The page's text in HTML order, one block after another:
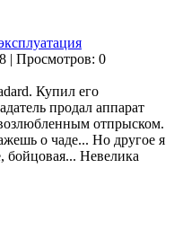
| Просмотров: 0
Купил его
продал аппарат
отпрыском.
о чаде... Но другое я
бойцовая... Невелика